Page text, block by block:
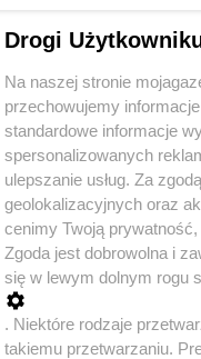
POLOmarket
11 gazetek
Dodaj do ulubionych
Drogi
Na naszej stronie
przechowujemy
standardowe informacje
spersonalizowanych
ulepszanie usług. Za
geolokalizacyjnych oraz
cenimy Twoją
Zgoda jest dobrowolna i
się w lewym dolnym rogu
. Niektóre rodzaje
takiemu przetwarzaniu.